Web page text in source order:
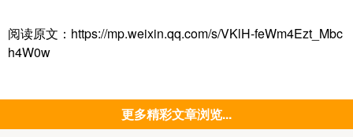
阅读原文：https://mp.weixin.qq.com/s/VKlH-feWm4Ezt_Mbc
h4W0w
更多精彩文章浏览...